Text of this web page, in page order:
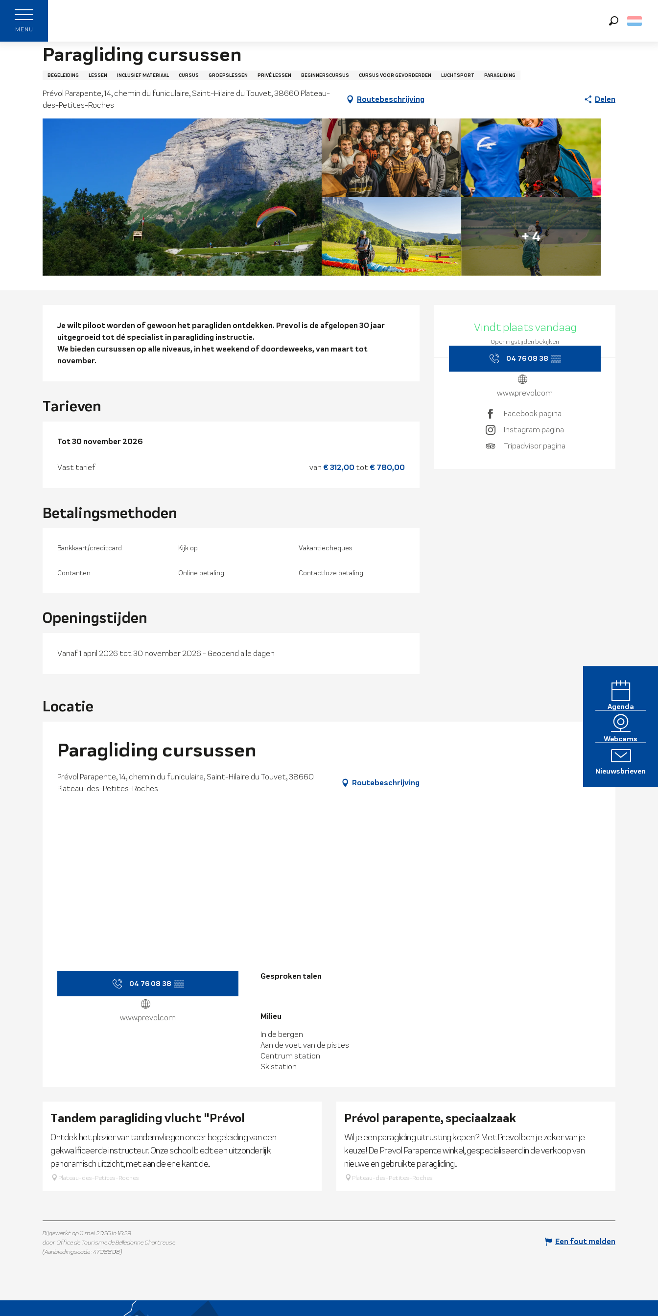
contenu
principal
MENU
Agenda
Webcams
Nieuwsbrieven
Paragliding cursussen
BEGELEIDING LESSEN INCLUSIEF MATERIAAL CURSUS GROEPSLESSEN PRIVÉ LESSEN BEGINNERSCURSUS CURSUS VOOR GEVORDERDEN LUCHTSPORT PARAGLIDING
Prévol Parapente, 14, chemin du funiculaire, Saint-Hilaire du Touvet, 38660 Plateau-
des-Petites-Roches
Routebeschrijving Delen
+ 4
Vindt plaats vandaag
Openingstijden bekijken
04 76 08 38 ▒▒
www.prevol.com
Facebook pagina
Instagram pagina
Tripadvisor pagina
Beschrijving
Je wilt piloot worden of gewoon het paragliden ontdekken. Prevol is de afgelopen 30 jaar
uitgegroeid tot dé specialist in paragliding instructie.
We bieden cursussen op alle niveaus, in het weekend of doordeweeks, van maart tot
november.
Tarieven
Van1 april 2026tot30 november 2026
Tot30 november 2026
Vast tarief van € 312,00 tot € 780,00
Betalingsmethoden
Bankkaart/creditcard Kijk op Vakantiecheques
Contanten Online betaling Contactloze betaling
Openingstijden
Vanaf 1 april 2026 tot 30 november 2026 - Geopend alle dagen
Locatie
Paragliding cursussen
Prévol Parapente, 14, chemin du funiculaire, Saint-Hilaire du Touvet, 38660
Plateau-des-Petites-Roches
Routebeschrijving
04 76 08 38 ▒▒
www.prevol.com
Gesproken talen
Gesproken talen
Milieu
Milieu
In de bergen
Aan de voet van de pistes
Centrum station
Skistation
Tandem paragliding vlucht "Prévol
Ontdek het plezier van tandemvliegen onder begeleiding van een
gekwalificeerde instructeur. Onze school biedt een uitzonderlijk
panoramisch uitzicht, met aan de ene kant de...
Plateau-des-Petites-Roches
Prévol parapente, speciaalzaak
Wil je een paragliding uitrusting kopen? Met Prevol ben je zeker van je
keuze! De Prevol Parapente winkel, gespecialiseerd in de verkoop van
nieuwe en gebruikte paragliding...
Plateau-des-Petites-Roches
Bijgewerkt op 11 mei 2026 in 16:29
door Office de Tourisme de Belledonne Chartreuse
(Aanbiedingscode :4708808)
Een fout melden